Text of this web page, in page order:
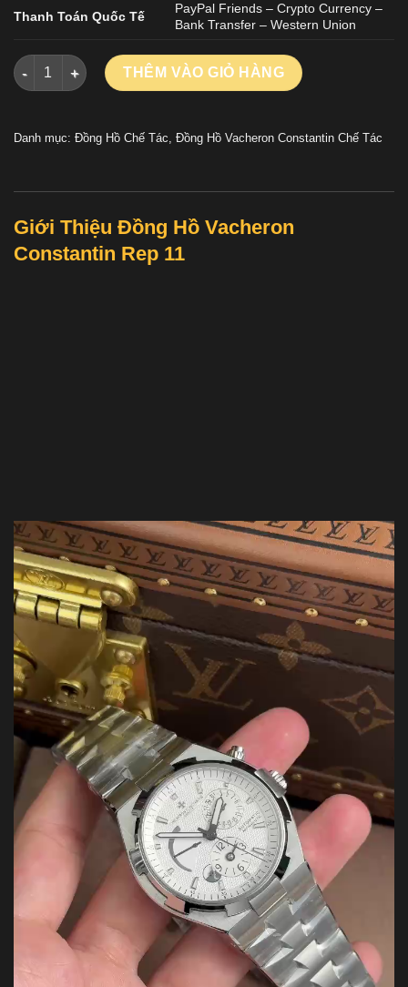
Thanh Toán Quốc Tế
PayPal Friends – Crypto Currency –
Bank Transfer – Western Union
Đồng Hồ Vacheron Constantin Rep 11 Overseas Dual Time
THÊM VÀO GIỎ HÀNG
Danh mục: Đồng Hồ Chế Tác, Đồng Hồ Vacheron Constantin Chế Tác
Giới Thiệu Đồng Hồ Vacheron
Constantin Rep 11